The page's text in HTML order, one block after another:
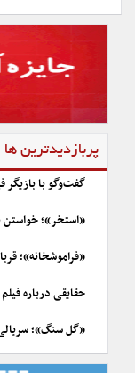
پربازدیدترین ها
گفت‌وگو با بازیگر
«استخر»؛ خواستن
«فراموشخانه»؛
حقایقی درباره
«گل سنگ»؛